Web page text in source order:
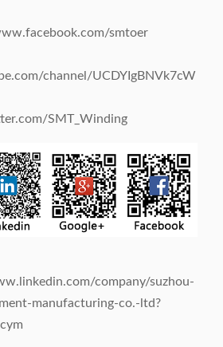
smtoer
channel/UCDYIgBNVk7cW
SMT_Winding
company/suzhou-
manufacturing-co.-ltd?